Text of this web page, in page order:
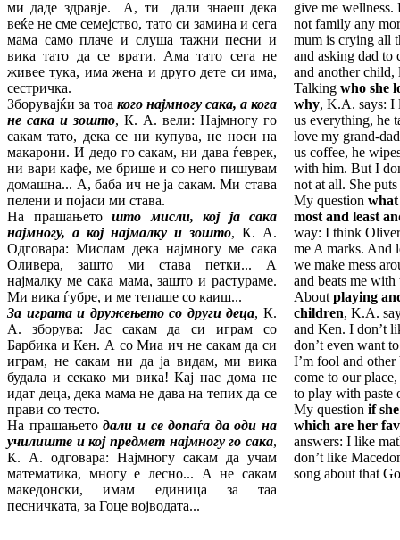
ми даде здравје. А, ти дали знаеш дека
веќе не сме семејство, тато си замина и сега
мама само плаче и слуша тажни песни и
вика тато да се врати. Ама тато сега не
живее тука, има жена и друго дете си има,
сестричка.
Зборувајќи за тоа кого најмногу сака, а кога
не сака и зошто, К. А. вели: Најмногу го
сакам тато, дека се ни купува, не носи на
макарони. И дедо го сакам, ни дава ѓеврек,
ни вари кафе, ме брише и со него пишувам
домашна... А, баба ич не ја сакам. Ми става
пелени и појаси ми става.
На прашањето што мисли, кој ја сака
најмногу, а кој најмалку и зошто, К. А.
Одговара: Мислам дека најмногу ме сака
Оливера, зашто ми става петки... А
најмалку ме сака мама, зашто и растураме.
Ми вика ѓубре, и ме тепаше со каиш...
За играта и дружењето со други деца, К.
А. зборува: Јас сакам да си играм со
Барбика и Кен. А со Миа ич не сакам да си
играм, не сакам ни да ја видам, ми вика
будала и секако ми вика! Кај нас дома не
идат деца, дека мама не дава на тепих да се
прави со тесто.
На прашањетодали исе допаѓа да оди на
училиште и кој предмет најмногу го сака,
К. А. одговара: Најмногу сакам да учам
математика, многу е лесно... А не сакам
македонски, имам единица за таа
песничката, за Гоце војводата...
give me
not family any
mum is crying all
and asking dad to
and another child,
Talking who she
why, K.A. says: I
us everything, he
love my grand-
us coffee, he
with him. But I
not at all. She
My question what
most and least
way: I think
me A marks. And
we make mess
and beats me with
About playing
children, K.A.
and Ken. I don’t
don’t even want
I’m fool and
come to our
to play with paste
My question if
which are her
answers: I like
don’t like
song about that